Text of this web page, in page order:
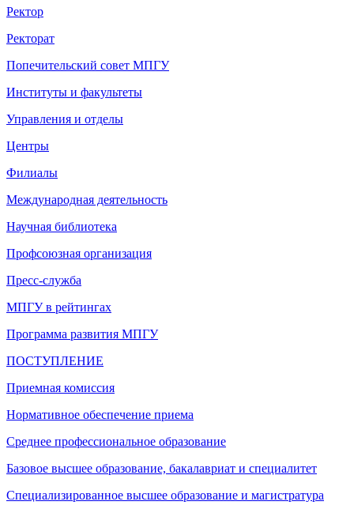
Ректор
Ректорат
Попечительский совет МПГУ
Институты и факультеты
Управления и отделы
Центры
Филиалы
Международная деятельность
Научная библиотека
Профсоюзная организация
Пресс-служба
МПГУ в рейтингах
Программа развития МПГУ
ПОСТУПЛЕНИЕ
Приемная комиссия
Нормативное обеспечение приема
Среднее профессиональное образование
Базовое высшее образование, бакалавриат и специалитет
Специализированное высшее образование и магистратура